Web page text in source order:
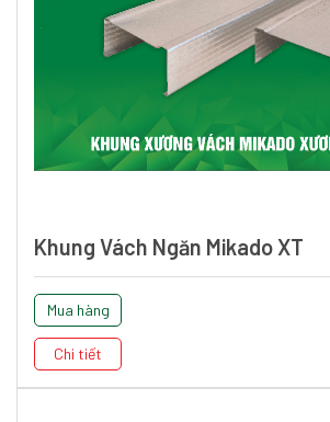
Khung Vách Ngăn Mikado XT
Mua hàng
Chi tiết